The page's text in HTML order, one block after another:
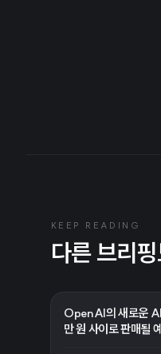
KEEP READING
다른 브리
OpenAI의 새로운
만 원 사이로 판매될